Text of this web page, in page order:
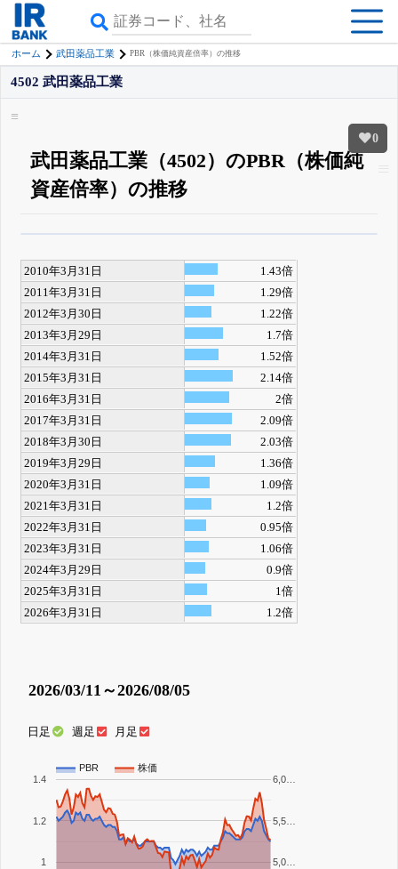
ホーム 武田薬品工業 PBR（株価純資産倍率）の推移
0
4502 武田薬品工業
武田薬品工業（4502）のPBR（株価純
資産倍率）の推移
詳しく見られる無料でβ版をはじめる
登録すると永久30%OFFと米株版の先行利用も付きます
2010年3月31日
1.43倍
2011年3月31日
1.29倍
2012年3月30日
1.22倍
2013年3月29日
1.7倍
2014年3月31日
1.52倍
2015年3月31日
2.14倍
2016年3月31日
2倍
2017年3月31日
2.09倍
2018年3月30日
2.03倍
2019年3月29日
1.36倍
2020年3月31日
1.09倍
2021年3月31日
1.2倍
2022年3月31日
0.95倍
2023年3月31日
1.06倍
2024年3月29日
0.9倍
2025年3月31日
1倍
2026年3月31日
1.2倍
2026/03/11～2026/08/05
日足 週足 月足
PBR 株価
1
1.2
1.4
5,0…
5,5…
6,0…